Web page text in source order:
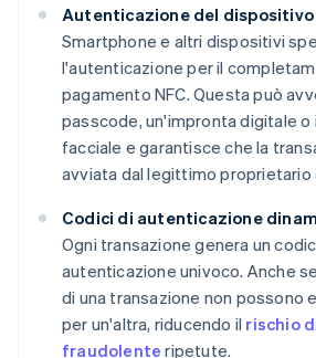
Autenticazione del dispositivo
Smartphone e altri dispositivi
l'autenticazione per il
pagamento NFC. Questa può
passcode, un'impronta digitale
facciale e garantisce che la
avviata dal legittimo
Codici di autenticazione
Ogni transazione genera un
autenticazione univoco. Anche
di una transazione non possono
per un'altra, riducendo il rischio
fraudolente ripetute.